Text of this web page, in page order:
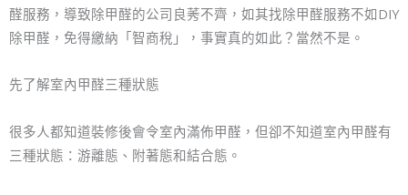
醛服務，導致除甲醛的公司良莠不齊，如其找除甲醛服務不如DIY
除甲醛，免得繳納「智商稅」，事實真的如此？當然不是。
先了解室內甲醛三種狀態
很多人都知道裝修後會令室內滿佈甲醛，但卻不知道室內甲醛有
三種狀態：游離態、附著態和結合態。